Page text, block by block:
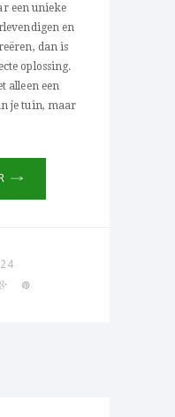
een unieke
en
dan is
oplossing.
alleen een
je tuin, maar